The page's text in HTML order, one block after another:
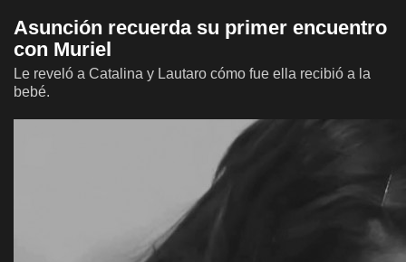
Asunción recuerda su primer encuentro
con Muriel
Le reveló a Catalina y Lautaro cómo fue ella recibió a la
bebé.